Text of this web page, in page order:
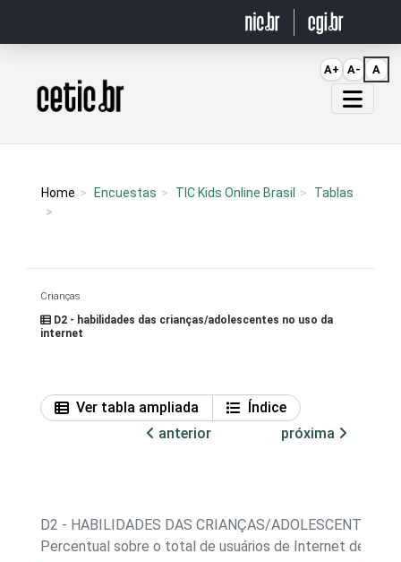
Página inicial
Home Encuestas TIC Kids Online Brasil Tablas
Crianças
D2 - habilidades das crianças/adolescentes no uso da
internet
Ver tabla ampliada
Índice
anterior
próxima
D2 - HABILIDADES DAS CRIANÇAS/ADOLESCENTES
Percentual sobre o total de usuários de Internet de 11 a
A+ A- A